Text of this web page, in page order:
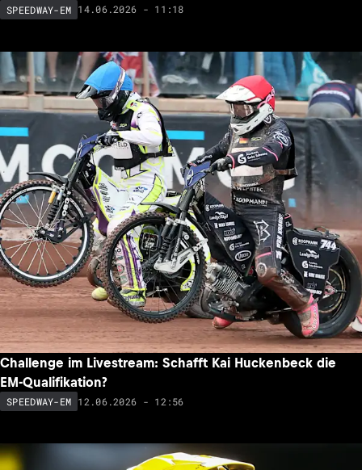
SPEEDWAY-EM 14.06.2026 - 11:18
Challenge im Livestream: Schafft Kai Huckenbeck die
EM-Qualifikation?
SPEEDWAY-EM 12.06.2026 - 12:56